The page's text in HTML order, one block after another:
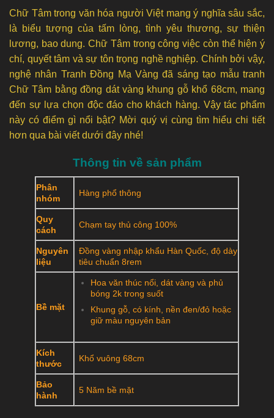
Chữ Tâm trong văn hóa người Việt mang ý nghĩa sâu sắc,
là biểu tượng của tấm lòng, tình yêu thương, sự thiện
lương, bao dung. Chữ Tâm trong công việc còn thể hiện ý
chí, quyết tâm và sự tôn trọng nghề nghiệp. Chính bởi vậy,
nghệ nhân Tranh Đồng Mạ Vàng đã sáng tạo mẫu tranh
Chữ Tâm bằng đồng dát vàng khung gỗ khổ 68cm, mang
đến sự lựa chọn độc đáo cho khách hàng. Vậy tác phẩm
này có điểm gì nổi bật? Mời quý vị cùng tìm hiểu chi tiết
hơn qua bài viết dưới đây nhé!
Thông tin về sản phẩm
Phân
nhóm
Hàng phổ thông
Quy
cách
Chạm tay thủ công 100%
Nguyên
liệu
Đồng vàng nhập khẩu Hàn Quốc, độ dày
tiêu chuẩn 8rem
Bề mặt
Hoa văn thúc nổi, dát vàng và phủ
bóng 2k trong suốt
Khung gỗ, có kính, nền đen/đỏ hoặc
giữ màu nguyên bản
Kích
thước
Khổ vuông 68cm
Bảo
hành
5 Năm bề mặt